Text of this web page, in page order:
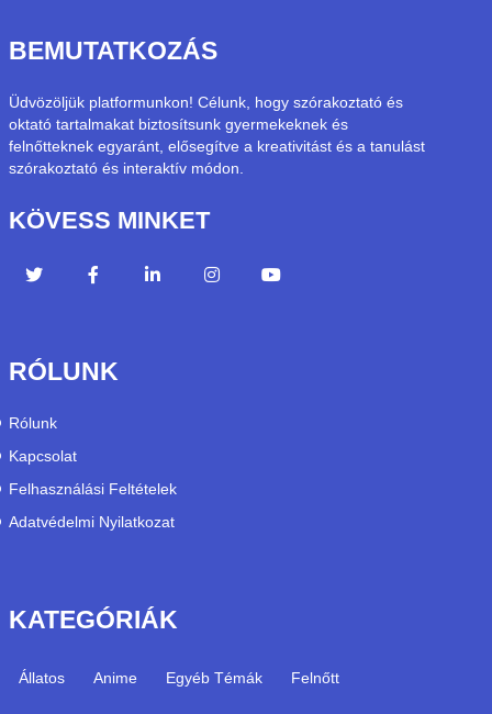
BEMUTATKOZÁS
Üdvözöljük platformunkon! Célunk, hogy szórakoztató és
oktató tartalmakat biztosítsunk gyermekeknek és
felnőtteknek egyaránt, elősegítve a kreativitást és a tanulást
szórakoztató és interaktív módon.
KÖVESS MINKET
RÓLUNK
Rólunk
Kapcsolat
Felhasználási Feltételek
Adatvédelmi Nyilatkozat
KATEGÓRIÁK
Állatos Anime Egyéb Témák Felnőtt